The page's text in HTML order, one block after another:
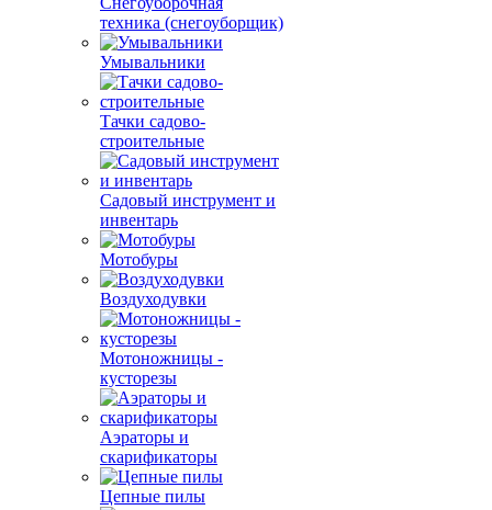
техника (снегоуборщик)
Умывальники
Тачки садово-
строительные
Садовый инструмент и
инвентарь
Мотобуры
Воздуходувки
Мотоножницы -
кусторезы
Аэраторы и
скарификаторы
Цепные пилы